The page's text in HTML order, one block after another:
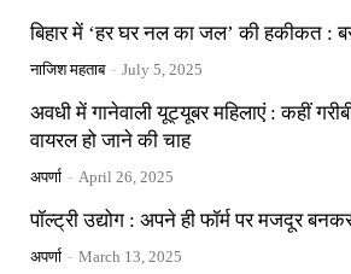
बिहार में ‘हर घर नल का जल’ की हकीकत :
नाजिश महताब - July 5, 2025
अवधी में गानेवाली यूट्यूबर महिलाएं : कहीं
वायरल हो जाने की चाह
अपर्णा - April 26, 2025
पॉल्ट्री उद्योग : अपने ही फॉर्म पर मजदूर
अपर्णा - March 13, 2025